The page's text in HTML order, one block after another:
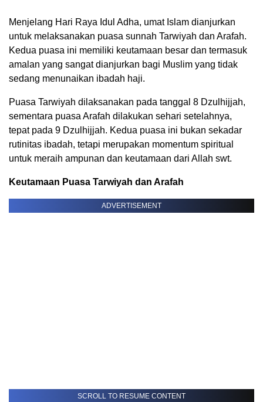
Menjelang Hari Raya Idul Adha, umat Islam dianjurkan
untuk melaksanakan puasa sunnah Tarwiyah dan Arafah.
Kedua puasa ini memiliki keutamaan besar dan termasuk
amalan yang sangat dianjurkan bagi Muslim yang tidak
sedang menunaikan ibadah haji.
Puasa Tarwiyah dilaksanakan pada tanggal 8 Dzulhijjah,
sementara puasa Arafah dilakukan sehari setelahnya,
tepat pada 9 Dzulhijjah. Kedua puasa ini bukan sekadar
rutinitas ibadah, tetapi merupakan momentum spiritual
untuk meraih ampunan dan keutamaan dari Allah swt.
Keutamaan Puasa Tarwiyah dan Arafah
ADVERTISEMENT
SCROLL TO RESUME CONTENT